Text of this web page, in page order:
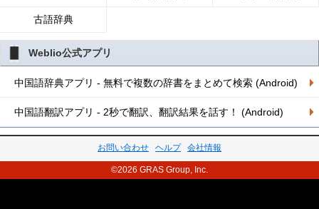
古語辞典
Weblio公式アプリ
中国語辞典アプリ - 無料で複数の辞書をまとめて検索 (Android)
中国語翻訳アプリ - 2秒で翻訳、翻訳結果を話す！ (Android)
お問い合わせ ヘルプ 会社情報
©2026 GRAS Group, Inc.